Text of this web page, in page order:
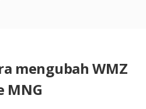
mengubah WMZ
MNG